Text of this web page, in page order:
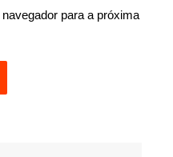
para a próxima